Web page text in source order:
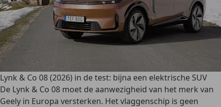
Lynk & Co 08 (2026) in de test: bijna een elektrische SUV
De Lynk & Co 08 moet de aanwezigheid van het merk van
Geely in Europa versterken. Het vlaggenschip is geen